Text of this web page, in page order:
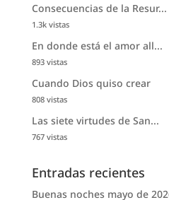
Consecuencias de la Resur...
1.3k vistas
En donde está el amor all...
893 vistas
Cuando Dios quiso crear
808 vistas
Las siete virtudes de San...
767 vistas
Entradas recientes
Buenas noches mayo de